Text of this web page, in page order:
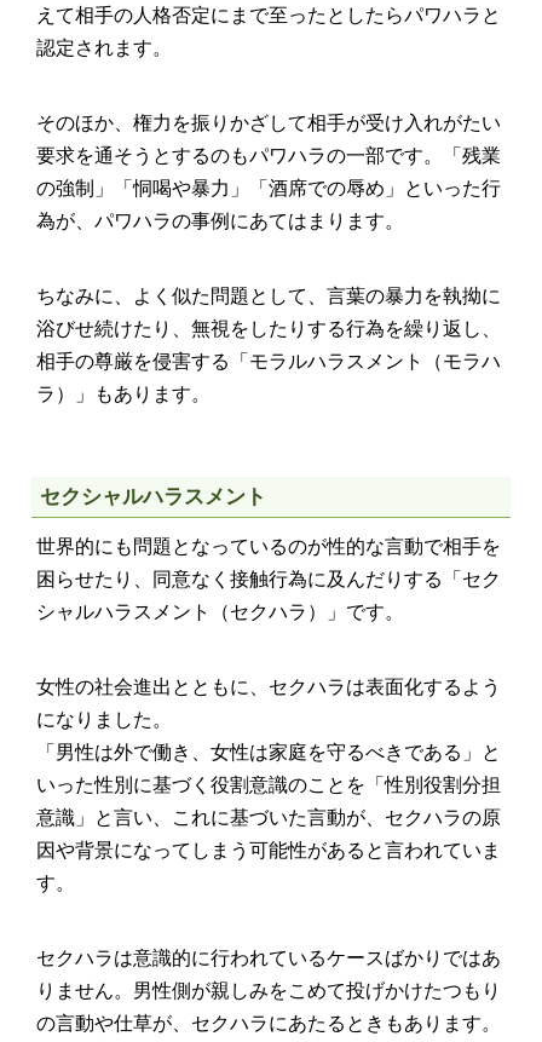
えて相手の人格否定にまで至ったとしたらパワハラと
認定されます。
そのほか、権力を振りかざして相手が受け入れがたい
要求を通そうとするのもパワハラの一部です。「残業
の強制」「恫喝や暴力」「酒席での辱め」といった行
為が、パワハラの事例にあてはまります。
ちなみに、よく似た問題として、言葉の暴力を執拗に
浴びせ続けたり、無視をしたりする行為を繰り返し、
相手の尊厳を侵害する「モラルハラスメント（モラハ
ラ）」もあります。
セクシャルハラスメント
世界的にも問題となっているのが性的な言動で相手を
困らせたり、同意なく接触行為に及んだりする「セク
シャルハラスメント（セクハラ）」です。
女性の社会進出とともに、セクハラは表面化するよう
になりました。
「男性は外で働き、女性は家庭を守るべきである」と
いった性別に基づく役割意識のことを「性別役割分担
意識」と言い、これに基づいた言動が、セクハラの原
因や背景になってしまう可能性があると言われていま
す。
セクハラは意識的に行われているケースばかりではあ
りません。男性側が親しみをこめて投げかけたつもり
の言動や仕草が、セクハラにあたるときもあります。